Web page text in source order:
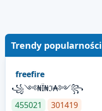
Trendy popularności
freefire
꧁༺₦Ї₦ℑ₳༻꧂
455021
301419